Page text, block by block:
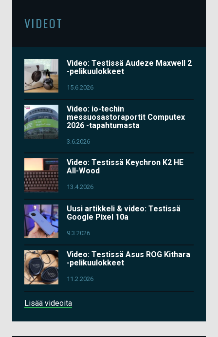
VIDEOT
Video: Testissä Audeze Maxwell 2
-pelikuulokkeet
15.6.2026
Video: io-techin
messuosastoraportit Computex
2026 -tapahtumasta
3.6.2026
Video: Testissä Keychron K2 HE
All-Wood
13.4.2026
Uusi artikkeli & video: Testissä
Google Pixel 10a
9.3.2026
Video: Testissä Asus ROG Kithara
-pelikuulokkeet
11.2.2026
Lisää videoita